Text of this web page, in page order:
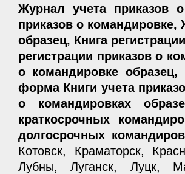
Журнал учета приказов
приказов о командировке,
образец, Книга
регистрации приказов о
о командировке образец,
форма Книги учета
о командировках
краткосрочных
долгосрочных
Котовск, Краматорск,
Лубны, Луганск, Луцк,